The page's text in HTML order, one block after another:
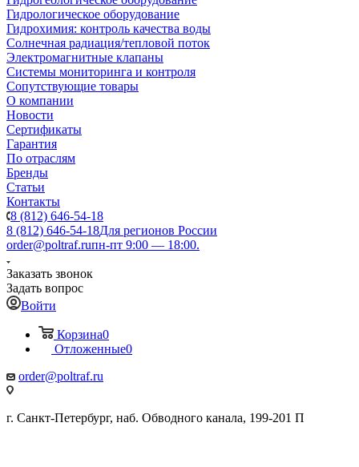
Гидрологическое оборудование
Гидрохимия: контроль качества воды
Солнечная радиация/тепловой поток
Электромагнитные клапаны
Системы мониторинга и контроля
Сопутствующие товары
О компании
Новости
Сертификаты
Гарантия
По отраслям
Бренды
Статьи
Контакты
8 (812) 646-54-18
8 (812) 646-54-18Для регионов России
order@poltraf.ruпн-пт 9:00 — 18:00.
Заказать звонок
Задать вопрос
Войти
Корзина0
Отложенные0
order@poltraf.ru
г. Санкт-Петербург, наб. Обводного канала, 199-201 П